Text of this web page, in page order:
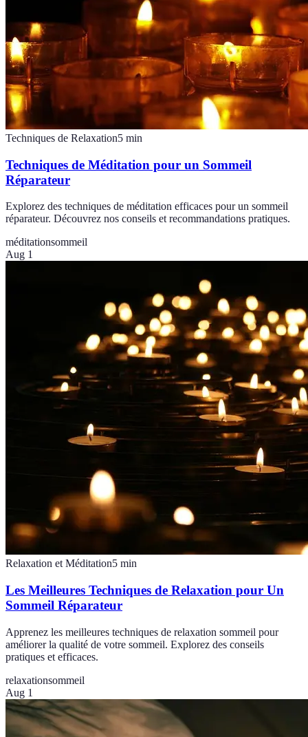
Techniques de Relaxation5 min
Techniques de Méditation pour un Sommeil
Réparateur
Explorez des techniques de méditation efficaces pour un sommeil
réparateur. Découvrez nos conseils et recommandations pratiques.
méditationsommeil
Aug 1
Relaxation et Méditation5 min
Les Meilleures Techniques de Relaxation pour Un
Sommeil Réparateur
Apprenez les meilleures techniques de relaxation sommeil pour
améliorer la qualité de votre sommeil. Explorez des conseils
pratiques et efficaces.
relaxationsommeil
Aug 1